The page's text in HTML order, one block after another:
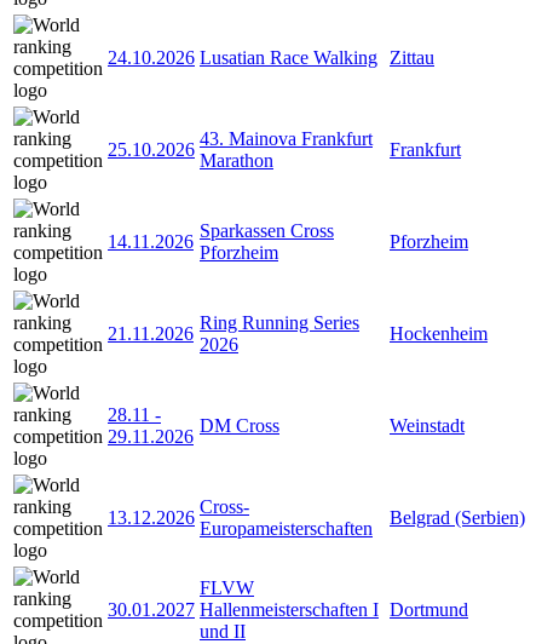
24.10.2026 Lusatian Race Walking Zittau
25.10.2026
43. Mainova Frankfurt
Marathon
Frankfurt
14.11.2026
Sparkassen Cross
Pforzheim
Pforzheim
21.11.2026
Ring Running Series
2026
Hockenheim
28.11 -
29.11.2026
DM Cross Weinstadt
13.12.2026
Cross-
Europameisterschaften
Belgrad (Serbien)
30.01.2027
FLVW
Hallenmeisterschaften I
und II
Dortmund